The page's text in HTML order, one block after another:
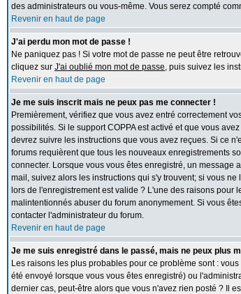
des administrateurs ou vous-même. Vous serez compté
Revenir en haut de page
J'ai perdu mon mot de passe !
Ne paniquez pas ! Si votre mot de passe ne peut être
cliquez sur J'ai oublié mon mot de passe, puis suivez les
Revenir en haut de page
Je me suis inscrit mais ne peux pas me connecter !
Premièrement, vérifiez que vous avez entré correctement
possibilités. Si le support COPPA est activé et que vous
devrez suivre les instructions que vous avez reçues. Si ce
forums requièrent que tous les nouveaux enregistrements
connecter. Lorsque vous vous êtes enregistré, un
mail, suivez alors les instructions qui s'y trouvent; si vous
lors de l'enregistrement est valide ? L'une des raisons
malintentionnés abuser du forum anonymement. Si vous
contacter l'administrateur du forum.
Revenir en haut de page
Je me suis enregistré dans le passé, mais ne peux plus
Les raisons les plus probables pour ce problème sont :
été envoyé lorsque vous vous êtes enregistré) ou
dernier cas, peut-être alors que vous n'avez rien posté ? Il